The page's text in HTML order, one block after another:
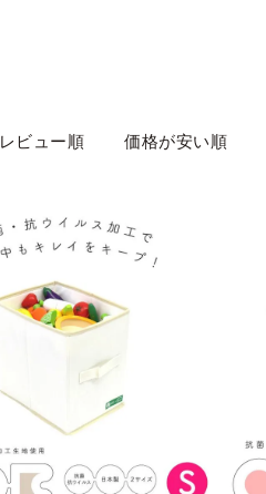
レビュー順 価格が安い順